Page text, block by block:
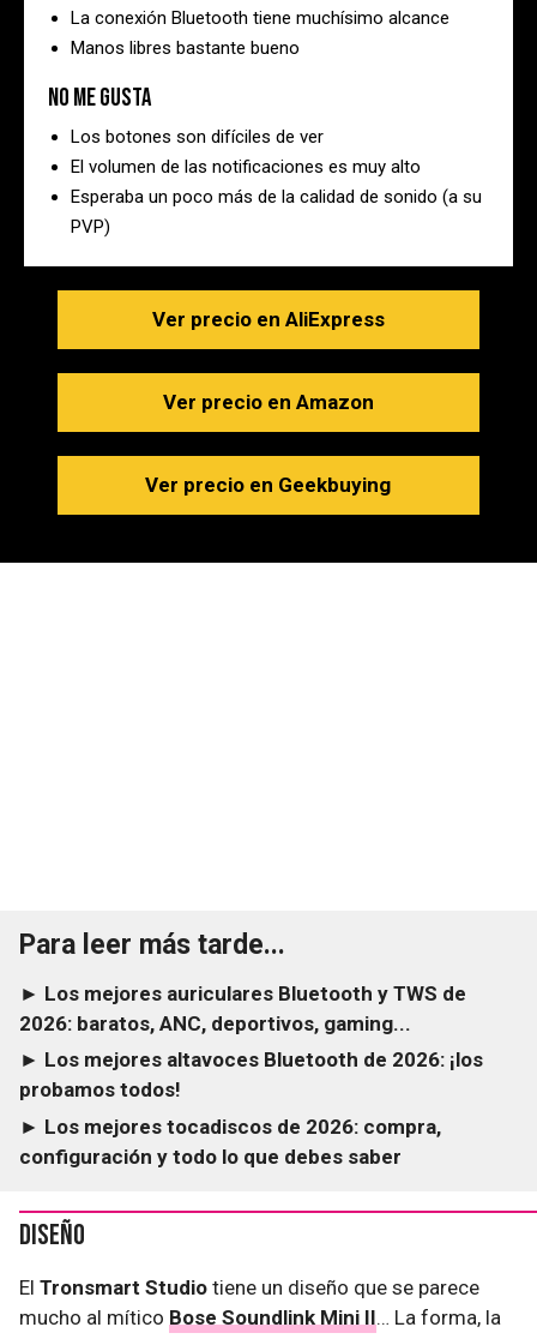
La conexión Bluetooth tiene muchísimo alcance
Manos libres bastante bueno
No me gusta
Los botones son difíciles de ver
El volumen de las notificaciones es muy alto
Esperaba un poco más de la calidad de sonido (a su
PVP)
Ver precio en AliExpress
Ver precio en Amazon
Ver precio en Geekbuying
Para leer más tarde...
► Los mejores auriculares Bluetooth y TWS de
2026: baratos, ANC, deportivos, gaming...
► Los mejores altavoces Bluetooth de 2026: ¡los
probamos todos!
► Los mejores tocadiscos de 2026: compra,
configuración y todo lo que debes saber
Diseño
El Tronsmart Studio tiene un diseño que se parece
mucho al mítico Bose Soundlink Mini II… La forma, la